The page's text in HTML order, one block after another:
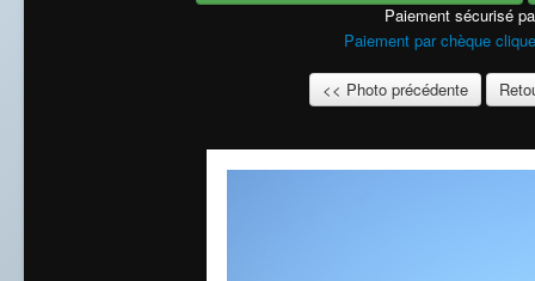
Paiement sécurisé
Paiement par chèque
<< Photo précédente